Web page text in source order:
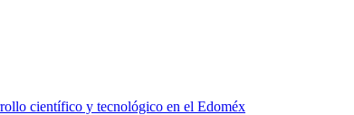
científico y tecnológico en el Edoméx